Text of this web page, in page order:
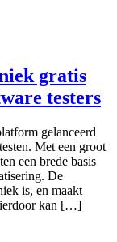
gratis
testers
gelanceerd
Met een groot
een brede basis
De
is, en maakt
kan […]